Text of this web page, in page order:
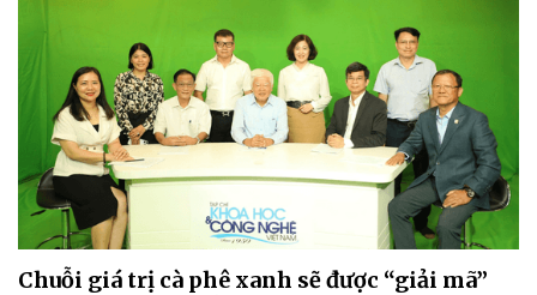
Chuỗi giá trị cà phê xanh sẽ được “giải mã”